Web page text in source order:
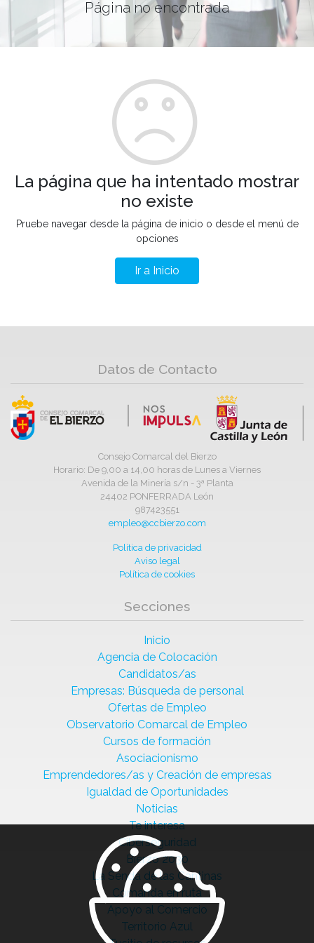
Página no encontrada
La página que ha intentado mostrar
no existe
Pruebe navegar desde la página de inicio o desde el menú de
opciones
Ir a Inicio
Datos de Contacto
Consejo Comarcal del Bierzo
Horario: De 9,00 a 14,00 horas de Lunes a Viernes
Avenida de la Minería s/n - 3ª Planta
24402 PONFERRADA León
987423551
empleo@ccbierzo.com
Política de privacidad
Aviso legal
Política de cookies
Secciones
Inicio
Agencia de Colocación
Candidatos/as
Empresas: Búsqueda de personal
Ofertas de Empleo
Observatorio Comarcal de Empleo
Cursos de formación
Asociacionismo
Emprendedores/as y Creación de empresas
Igualdad de Oportunidades
Noticias
Te interesa
Ciberseguridad
Bierzo 2030
La Senda de las Cantinas
Comanda en ruta
Apoyo al Comercio
Territorio Azul